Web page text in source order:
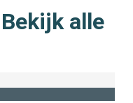
Bekijk alle